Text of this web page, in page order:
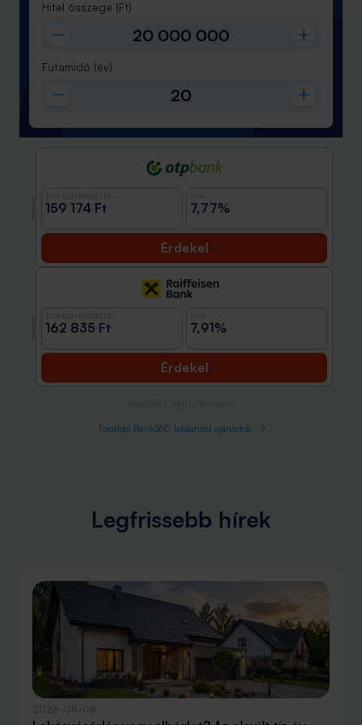
Hitel összege (Ft)
Futamidő (év)
159 174 Ft 7,77%
Érdekel
162 835 Ft 7,91%
Érdekel
További Bank360 lakáshitel ajánlatok
Legfrissebb hírek